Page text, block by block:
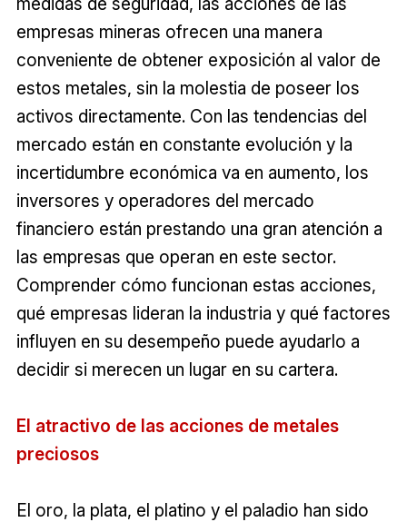
empresas mineras ofrecen una manera
conveniente de obtener exposición al valor de
estos metales, sin la molestia de poseer los
activos directamente. Con las tendencias del
mercado están en constante evolución y la
incertidumbre económica va en aumento, los
inversores y operadores del mercado
financiero están prestando una gran atención a
las empresas que operan en este sector.
Comprender cómo funcionan estas acciones,
qué empresas lideran la industria y qué factores
influyen en su desempeño puede ayudarlo a
decidir si merecen un lugar en su cartera.
El atractivo de las acciones de metales
preciosos
El oro, la plata, el platino y el paladio han sido